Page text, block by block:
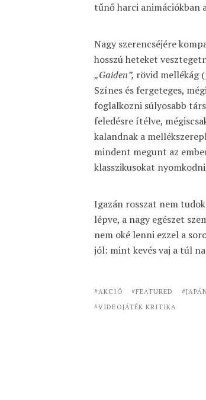
tűnő harci animációkban
Nagy szerencséjére
hosszú heteket
„Gaiden”, rövid mellékág
Színes és fergeteges,
foglalkozni súlyosabb
feledésre ítélve,
kalandnak a
mindent megunt az
klasszikusokat
Igazán rosszat nem
lépve, a nagy egészet
nem oké lenni ezzel a
jól: mint kevés vaj a túl
AKCIÓ FEATURED
VIDEOJÁTÉK KRITIKA